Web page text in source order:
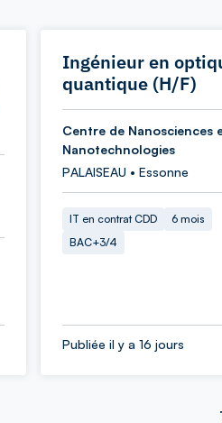
Ingénieur en
quantique (H/F)
Centre de Nanosciences
Nanotechnologies
PALAISEAU • Essonne
IT en contrat CDD
6 mois
BAC+3/4
Publiée il y a 16 jours